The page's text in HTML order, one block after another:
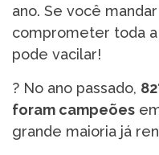
ano. Se você
comprometer toda a
pode vacilar!
? No ano passado,
foram campeões
grande maioria já